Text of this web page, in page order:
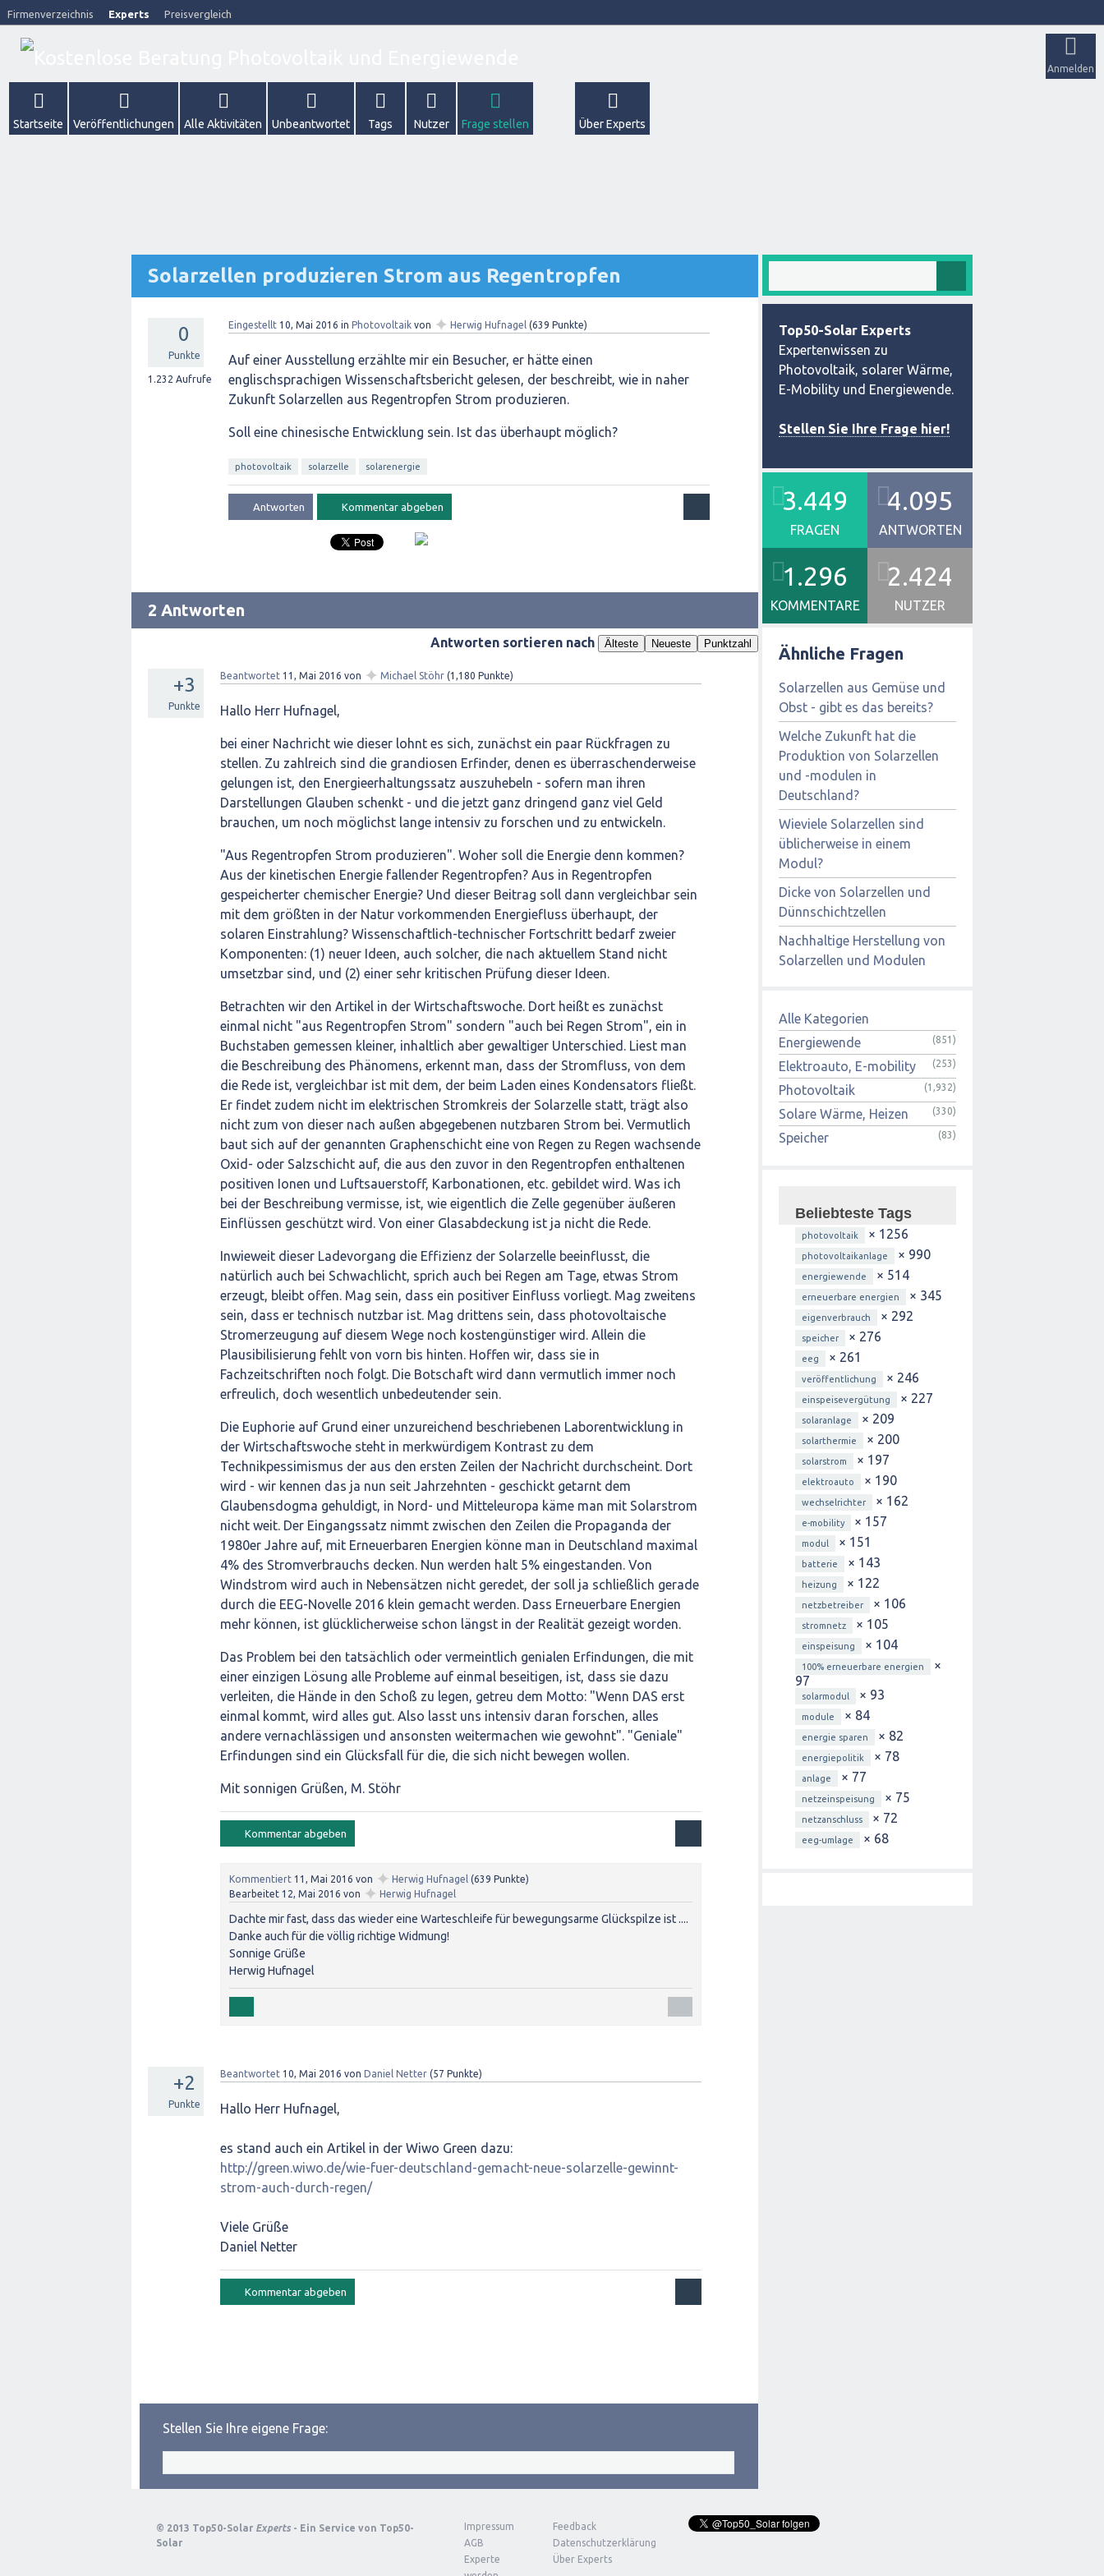
Firmenverzeichnis Experts Preisvergleich
Anmelden
Startseite Veröffentlichungen Alle Aktivitäten Unbeantwortet Tags Nutzer Frage stellen Über Experts
Solarzellen produzieren Strom aus Regentropfen
0
Punkte
1.232 Aufrufe
Eingestellt 10, Mai 2016 in Photovoltaik von ✦ Herwig Hufnagel (639 Punkte)
Auf einer Ausstellung erzählte mir ein Besucher, er hätte einen
englischsprachigen Wissenschaftsbericht gelesen, der beschreibt, wie in naher
Zukunft Solarzellen aus Regentropfen Strom produzieren.
Soll eine chinesische Entwicklung sein. Ist das überhaupt möglich?
photovoltaik solarzelle solarenergie
2 Antworten
Antworten sortieren nach Älteste Neueste Punktzahl
+3
Punkte
Beantwortet 11, Mai 2016 von ✦ Michael Stöhr (1,180 Punkte)
Hallo Herr Hufnagel,
bei einer Nachricht wie dieser lohnt es sich, zunächst ein paar Rückfragen zu
stellen. Zu zahlreich sind die grandiosen Erfinder, denen es überraschenderweise
gelungen ist, den Energieerhaltungssatz auszuhebeln - sofern man ihren
Darstellungen Glauben schenkt - und die jetzt ganz dringend ganz viel Geld
brauchen, um noch möglichst lange intensiv zu forschen und zu entwickeln.
"Aus Regentropfen Strom produzieren". Woher soll die Energie denn kommen?
Aus der kinetischen Energie fallender Regentropfen? Aus in Regentropfen
gespeicherter chemischer Energie? Und dieser Beitrag soll dann vergleichbar sein
mit dem größten in der Natur vorkommenden Energiefluss überhaupt, der
solaren Einstrahlung? Wissenschaftlich-technischer Fortschritt bedarf zweier
Komponenten: (1) neuer Ideen, auch solcher, die nach aktuellem Stand nicht
umsetzbar sind, und (2) einer sehr kritischen Prüfung dieser Ideen.
Betrachten wir den Artikel in der Wirtschaftswoche. Dort heißt es zunächst
einmal nicht "aus Regentropfen Strom" sondern "auch bei Regen Strom", ein in
Buchstaben gemessen kleiner, inhaltlich aber gewaltiger Unterschied. Liest man
die Beschreibung des Phänomens, erkennt man, dass der Stromfluss, von dem
die Rede ist, vergleichbar ist mit dem, der beim Laden eines Kondensators fließt.
Er findet zudem nicht im elektrischen Stromkreis der Solarzelle statt, trägt also
nicht zum von dieser nach außen abgegebenen nutzbaren Strom bei. Vermutlich
baut sich auf der genannten Graphenschicht eine von Regen zu Regen wachsende
Oxid- oder Salzschicht auf, die aus den zuvor in den Regentropfen enthaltenen
positiven Ionen und Luftsauerstoff, Karbonationen, etc. gebildet wird. Was ich
bei der Beschreibung vermisse, ist, wie eigentlich die Zelle gegenüber äußeren
Einflüssen geschützt wird. Von einer Glasabdeckung ist ja nicht die Rede.
Inwieweit dieser Ladevorgang die Effizienz der Solarzelle beeinflusst, die
natürlich auch bei Schwachlicht, sprich auch bei Regen am Tage, etwas Strom
erzeugt, bleibt offen. Mag sein, dass ein positiver Einfluss vorliegt. Mag zweitens
sein, dass er technisch nutzbar ist. Mag drittens sein, dass photovoltaische
Stromerzeugung auf diesem Wege noch kostengünstiger wird. Allein die
Plausibilisierung fehlt von vorn bis hinten. Hoffen wir, dass sie in
Fachzeitschriften noch folgt. Die Botschaft wird dann vermutlich immer noch
erfreulich, doch wesentlich unbedeutender sein.
Die Euphorie auf Grund einer unzureichend beschriebenen Laborentwicklung in
der Wirtschaftswoche steht in merkwürdigem Kontrast zu dem
Technikpessimismus der aus den ersten Zeilen der Nachricht durchscheint. Dort
wird - wir kennen das ja nun seit Jahrzehnten - geschickt getarnt dem
Glaubensdogma gehuldigt, in Nord- und Mitteleuropa käme man mit Solarstrom
nicht weit. Der Eingangssatz nimmt zwischen den Zeilen die Propaganda der
1980er Jahre auf, mit Erneuerbaren Energien könne man in Deutschland maximal
4% des Stromverbrauchs decken. Nun werden halt 5% eingestanden. Von
Windstrom wird auch in Nebensätzen nicht geredet, der soll ja schließlich gerade
durch die EEG-Novelle 2016 klein gemacht werden. Dass Erneuerbare Energien
mehr können, ist glücklicherweise schon längst in der Realität gezeigt worden.
Das Problem bei den tatsächlich oder vermeintlich genialen Erfindungen, die mit
einer einzigen Lösung alle Probleme auf einmal beseitigen, ist, dass sie dazu
verleiten, die Hände in den Schoß zu legen, getreu dem Motto: "Wenn DAS erst
einmal kommt, wird alles gut. Also lasst uns intensiv daran forschen, alles
andere vernachlässigen und ansonsten weitermachen wie gewohnt". "Geniale"
Erfindungen sind ein Glücksfall für die, die sich nicht bewegen wollen.
Mit sonnigen Grüßen, M. Stöhr
Kommentiert 11, Mai 2016 von ✦ Herwig Hufnagel (639 Punkte)
Bearbeitet 12, Mai 2016 von ✦ Herwig Hufnagel
Dachte mir fast, dass das wieder eine Warteschleife für bewegungsarme Glückspilze ist ....
Danke auch für die völlig richtige Widmung!
Sonnige Grüße
Herwig Hufnagel
+2
Punkte
Beantwortet 10, Mai 2016 von Daniel Netter (57 Punkte)
Hallo Herr Hufnagel,
es stand auch ein Artikel in der Wiwo Green dazu:
http://green.wiwo.de/wie-fuer-deutschland-gemacht-neue-solarzelle-gewinnt-
strom-auch-durch-regen/
Viele Grüße
Daniel Netter
Stellen Sie Ihre eigene Frage:
Top50-Solar Experts
Expertenwissen zu
Photovoltaik, solarer Wärme,
E-Mobility und Energiewende.
Stellen Sie Ihre Frage hier!
3.449
FRAGEN
4.095
ANTWORTEN
1.296
KOMMENTARE
2.424
NUTZER
Ähnliche Fragen
Solarzellen aus Gemüse und
Obst - gibt es das bereits?
Welche Zukunft hat die
Produktion von Solarzellen
und -modulen in
Deutschland?
Wieviele Solarzellen sind
üblicherweise in einem
Modul?
Dicke von Solarzellen und
Dünnschichtzellen
Nachhaltige Herstellung von
Solarzellen und Modulen
Alle Kategorien
Energiewende
(851)
Elektroauto, E-mobility (253)
Photovoltaik (1,932)
Solare Wärme, Heizen (330)
Speicher (83)
Beliebteste Tags
photovoltaik × 1256
photovoltaikanlage × 990
energiewende × 514
erneuerbare energien × 345
eigenverbrauch × 292
speicher × 276
eeg × 261
veröffentlichung × 246
einspeisevergütung × 227
solaranlage × 209
solarthermie × 200
solarstrom × 197
elektroauto × 190
wechselrichter × 162
e-mobility × 157
modul × 151
batterie × 143
heizung × 122
netzbetreiber × 106
stromnetz × 105
einspeisung × 104
100% erneuerbare energien
×
97
solarmodul × 93
module × 84
energie sparen × 82
energiepolitik × 78
anlage × 77
netzeinspeisung × 75
netzanschluss × 72
eeg-umlage × 68
© 2013 Top50-Solar Experts - Ein Service von Top50-
Solar
Impressum
Feedback
AGB
Datenschutzerklärung
Experte
Über Experts